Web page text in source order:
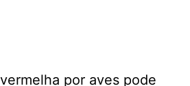
por aves pode